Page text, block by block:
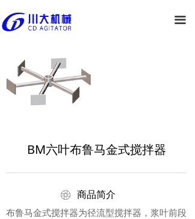
끀
BM六叶布鲁马金式搅拌器
商品简介
布鲁马金式搅拌器为径流型搅拌器，浆叶前段
ꁵ